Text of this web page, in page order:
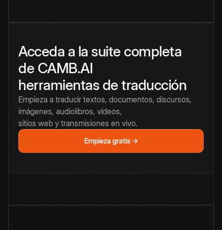
Acceda a la suite completa
de CAMB.AI
herramientas de traducción
Empieza a traducir textos, documentos, discursos,
imágenes, audiolibros, vídeos,
sitios web y transmisiones en vivo.
Empieza gratis →